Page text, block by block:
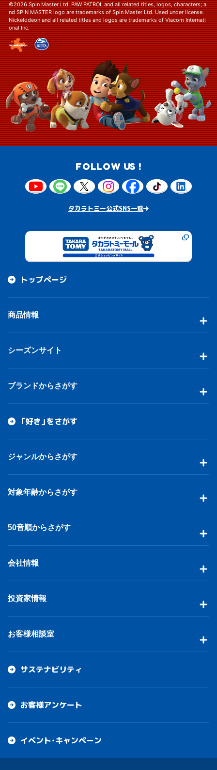
©2026 Spin Master Ltd. PAW PATROL and all related titles, logos, characters; a
nd SPIN MASTER logo are trademarks of Spin Master Ltd. Used under license.
Nickelodeon and all related titles and logos are trademarks of Viacom Internati
onal Inc.
FOLLOW US !
タカラトミー公式SNS一覧
トップページ
商品情報
シーズンサイト
ブランドからさがす
「好き」をさがす
ジャンルからさがす
対象年齢からさがす
50音順からさがす
会社情報
投資家情報
お客様相談室
サステナビリティ
お客様アンケート
イベント・キャンペーン